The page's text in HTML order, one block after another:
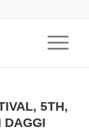
5TH,
DAGGI